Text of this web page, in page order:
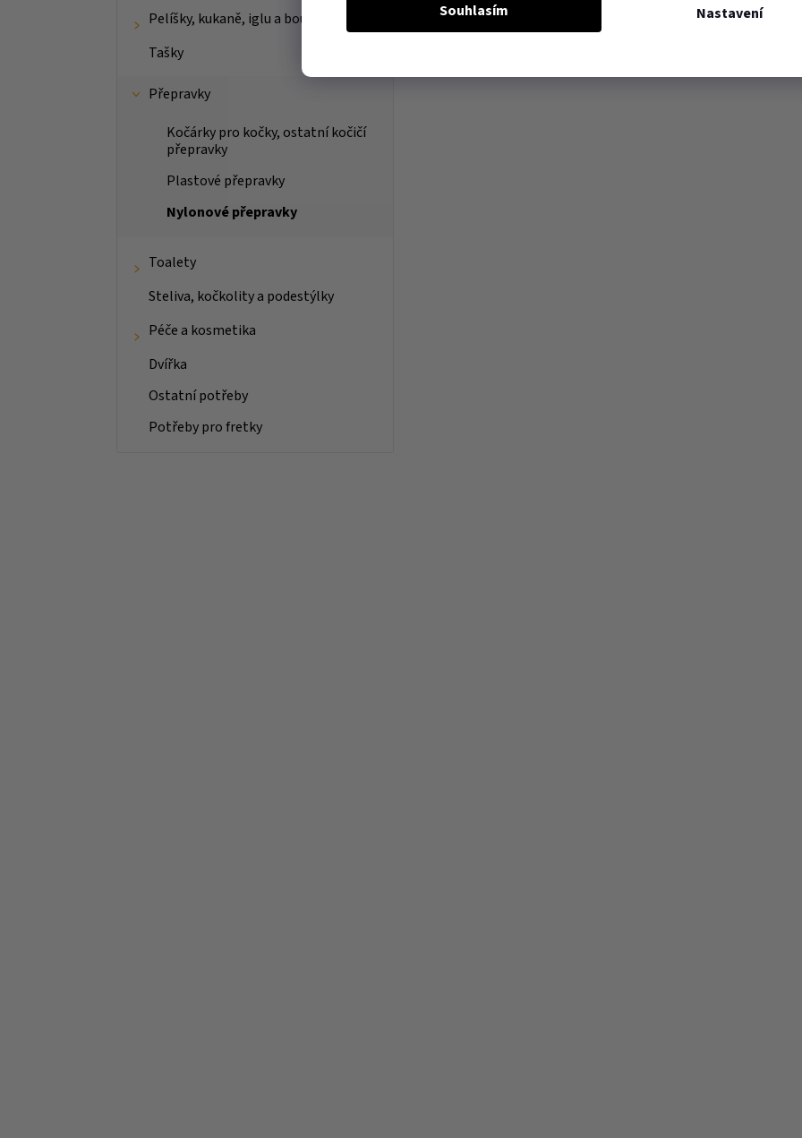
Nastavení
Souhlasím
Pelíšky, kukaně, iglu a boudičky
Tašky
Přepravky
Kočárky pro kočky, ostatní kočičí
přepravky
Plastové přepravky
Nylonové přepravky
Toalety
Steliva, kočkolity a podestýlky
Péče a kosmetika
Dvířka
Ostatní potřeby
Potřeby pro fretky